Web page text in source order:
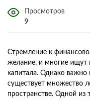
Просмотров
9
Стремление к
желание, и многие
капитала. Однако
существует множество
пространстве. Одной из